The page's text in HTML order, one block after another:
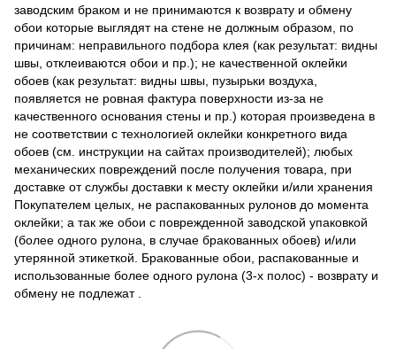
заводским браком и не принимаются к возврату и обмену
обои которые выглядят на стене не должным образом, по
причинам: неправильного подбора клея (как результат: видны
швы, отклеиваются обои и пр.); не качественной оклейки
обоев (как результат: видны швы, пузырьки воздуха,
появляется не ровная фактура поверхности из-за не
качественного основания стены и пр.) которая произведена в
не соответствии с технологией оклейки конкретного вида
обоев (см. инструкции на сайтах производителей); любых
механических повреждений после получения товара, при
доставке от службы доставки к месту оклейки и/или хранения
Покупателем целых, не распакованных рулонов до момента
оклейки; а так же обои с поврежденной заводской упаковкой
(более одного рулона, в случае бракованных обоев) и/или
утерянной этикеткой. Бракованные обои, распакованные и
использованные более одного рулона (3-х полос) - возврату и
обмену не подлежат .